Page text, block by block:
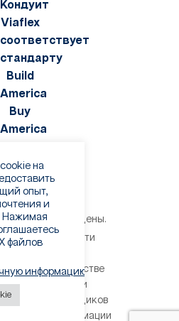
Все права защищены.
о мошенничестве
условия продажи
для поставщиков
стирание информации
на
опыт,
и
Нажимая
файлов
информацию.